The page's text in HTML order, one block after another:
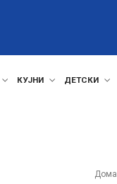
КУЈНИ ДЕТСКИ
Дома